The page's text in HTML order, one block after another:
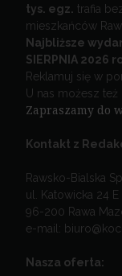
tys. egz. trafia
mieszkańców
Najbliższe
SIERPNIA 2026
Reklamuj się w
U nas możesz
Zapraszamy do
Kontakt z
Rawsko-Bialska
ul. Katowicka 24 E
96-200 Rawa
e-mail:
Nasza oferta: